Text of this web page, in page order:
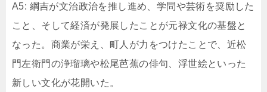
A5: 綱吉が文治政治を推し進め、学問や芸術を奨励した
こと、そして経済が発展したことが元禄文化の基盤と
なった。商業が栄え、町人が力をつけたことで、近松
門左衛門の浄瑠璃や松尾芭蕉の俳句、浮世絵といった
新しい文化が花開いた。